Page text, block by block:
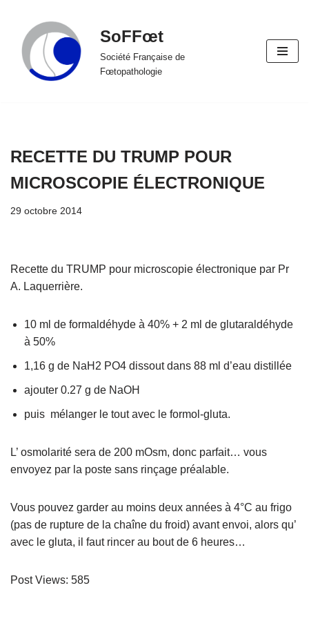
Aller
au
contenu
SoFFœt
Société Française de
Fœtopathologie
RECETTE DU TRUMP POUR
MICROSCOPIE ÉLECTRONIQUE
29 octobre 2014
Recette du TRUMP pour microscopie électronique par Pr
A. Laquerrière.
10 ml de formaldéhyde à 40% + 2 ml de glutaraldéhyde
à 50%
1,16 g de NaH2 PO4 dissout dans 88 ml d’eau distillée
ajouter 0.27 g de NaOH
puis mélanger le tout avec le formol-gluta.
L’ osmolarité sera de 200 mOsm, donc parfait… vous
envoyez par la poste sans rinçage préalable.
Vous pouvez garder au moins deux années à 4°C au frigo
(pas de rupture de la chaîne du froid) avant envoi, alors qu’
avec le gluta, il faut rincer au bout de 6 heures…
Post Views: 585